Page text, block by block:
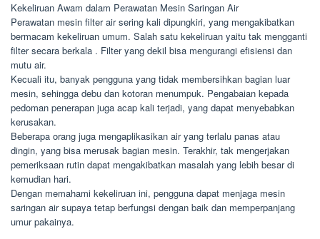
Kekeliruan Awam dalam Perawatan Mesin Saringan Air
Perawatan mesin filter air sering kali dipungkiri, yang mengakibatkan
bermacam kekeliruan umum. Salah satu kekeliruan yaitu tak mengganti
filter secara berkala . Filter yang dekil bisa mengurangi efisiensi dan
mutu air.
Kecuali itu, banyak pengguna yang tidak membersihkan bagian luar
mesin, sehingga debu dan kotoran menumpuk. Pengabaian kepada
pedoman penerapan juga acap kali terjadi, yang dapat menyebabkan
kerusakan.
Beberapa orang juga mengaplikasikan air yang terlalu panas atau
dingin, yang bisa merusak bagian mesin. Terakhir, tak mengerjakan
pemeriksaan rutin dapat mengakibatkan masalah yang lebih besar di
kemudian hari.
Dengan memahami kekeliruan ini, pengguna dapat menjaga mesin
saringan air supaya tetap berfungsi dengan baik dan memperpanjang
umur pakainya.